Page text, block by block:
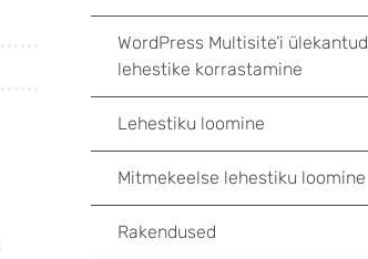
WordPress Multisite’i ülekantud
lehestike korrastamine
Lehestiku loomine
Mitmekeelse lehestiku loomine
Rakendused